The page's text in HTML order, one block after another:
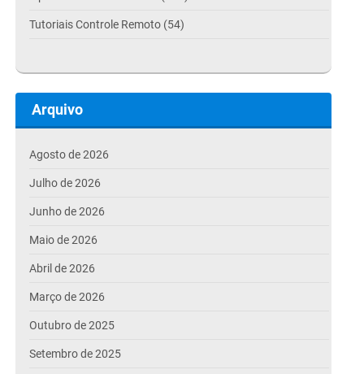
Tutoriais Controle Remoto (54)
Arquivo
Agosto de 2026
Julho de 2026
Junho de 2026
Maio de 2026
Abril de 2026
Março de 2026
Outubro de 2025
Setembro de 2025